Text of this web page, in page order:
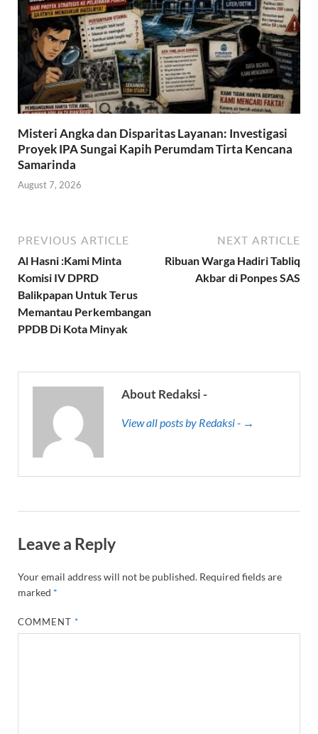
Misteri Angka dan Disparitas Layanan: Investigasi
Proyek IPA Sungai Kapih Perumdam Tirta Kencana
Samarinda
August 7, 2026
PREVIOUS ARTICLE
Al Hasni :Kami Minta
Komisi IV DPRD
Balikpapan Untuk Terus
Memantau Perkembangan
PPDB Di Kota Minyak
NEXT ARTICLE
Ribuan Warga Hadiri Tabliq
Akbar di Ponpes SAS
About Redaksi -
View all posts by Redaksi - →
Leave a Reply
Your email address will not be published. Required fields are
marked *
COMMENT*